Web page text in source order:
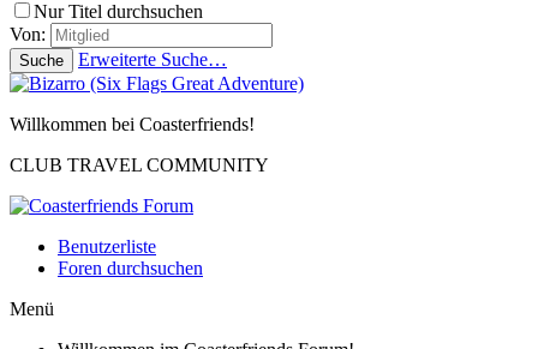
Nur Titel durchsuchen
Von:
Suche Erweiterte Suche…
Willkommen bei Coasterfriends!
CLUB TRAVEL COMMUNITY
Benutzerliste
Foren durchsuchen
Menü